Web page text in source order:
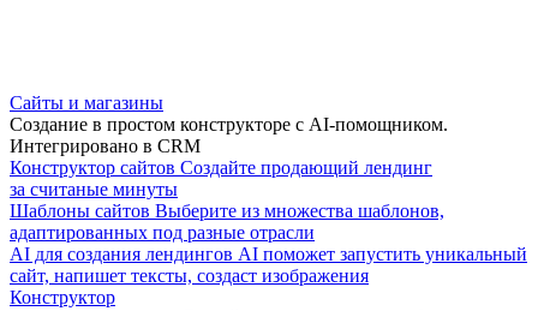
Сайты и магазины
Создание в простом конструкторе с AI-помощником.
Интегрировано в CRM
Конструктор сайтов Создайте продающий лендинг
за считаные минуты
Шаблоны сайтов Выберите из множества шаблонов,
адаптированных под разные отрасли
AI для создания лендингов AI поможет запустить уникальный
сайт, напишет тексты, создаст изображения
Конструктор